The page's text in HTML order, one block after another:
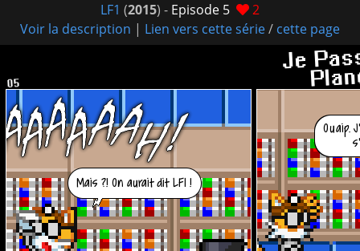
LF1 (2015) - Episode 5
2
Voir la description | Lien vers cette série/ cette page